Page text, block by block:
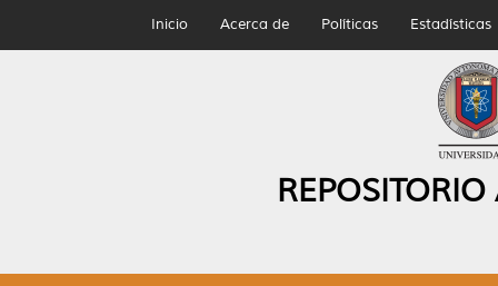
Inicio Acerca de Políticas Estadísticas